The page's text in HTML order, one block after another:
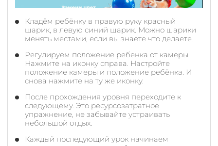
Кладём ребёнку в правую руку красный
шарик, в левую синий шарик. Можно шарики
менять местами, если вы знаете что делаете.
Регулируем положение ребенка от камеры.
Нажмите на иконку справа. Настройте
положение камеры и положение ребёнка. И
снова нажмите на ту же иконку.
После прохождения уровня переходите к
следующему. Это ресурсозатратное
упражнение, не забывайте устраивать
небольшой отдых.
Каждый последующий урок начинаем